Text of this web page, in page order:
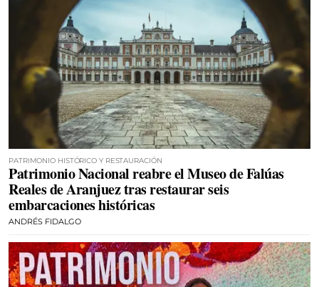
PATRIMONIO HISTÓRICO Y RESTAURACIÓN
Patrimonio Nacional reabre el Museo de Falúas
Reales de Aranjuez tras restaurar seis
embarcaciones históricas
ANDRÉS FIDALGO